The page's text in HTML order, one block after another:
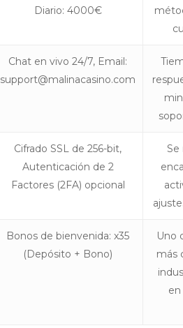
Diario: 4000€
Chat en vivo 24/7, Email:
support@malinacasino.com
Cifrado SSL de 256-bit,
Autenticación de 2
Factores (2FA) opcional
Se
Bonos de bienvenida: x35
(Depósito + Bono)
Uno
más